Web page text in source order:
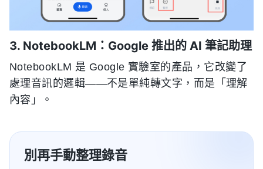
3. NotebookLM：Google 推出的 AI 筆記助理
NotebookLM 是 Google 實驗室的產品，它改變了
處理音訊的邏輯——不是單純轉文字，而是「理解
內容」。
別再手動整理錄音